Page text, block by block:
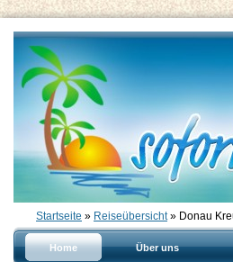
Startseite » Reiseübersicht» Donau
Home Über uns